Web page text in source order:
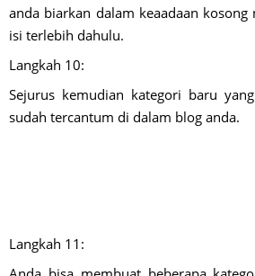
anda biarkan dalam keaadaan
isi terlebih dahulu.
Langkah 10:
Sejurus kemudian kategori baru
sudah tercantum di dalam blog anda.
Langkah 11: